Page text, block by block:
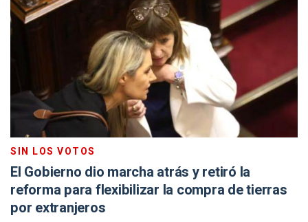
SIN LOS VOTOS
El Gobierno dio marcha atrás y retiró la
reforma para flexibilizar la compra de tierras
por extranjeros